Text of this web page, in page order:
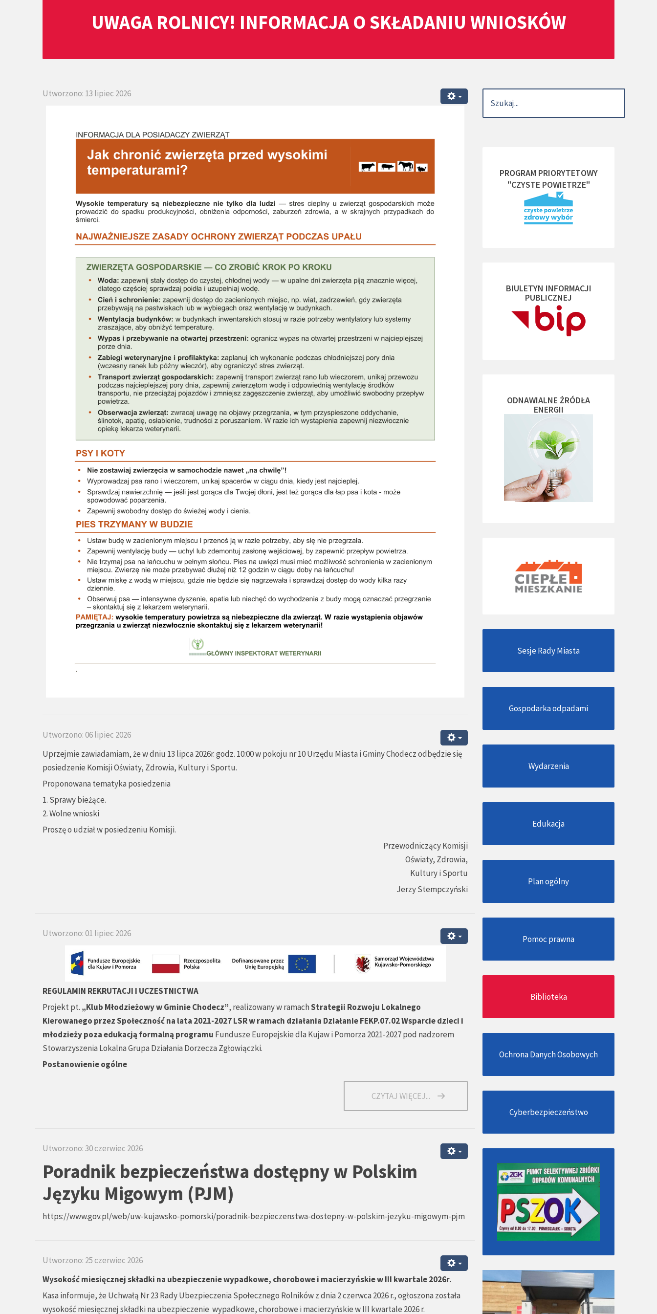
UWAGA ROLNICY! INFORMACJA O SKŁADANIU WNIOSKÓW
Utworzono: 13 lipiec 2026
Utworzono: 06 lipiec 2026
Uprzejmie zawiadamiam, że w dniu 13 lipca 2026r. godz. 10:00 w pokoju nr 10 Urzędu Miasta i Gminy Chodecz odbędzie się
posiedzenie Komisji Oświaty, Zdrowia, Kultury i Sportu.
Proponowana tematyka posiedzenia
1. Sprawy bieżące.
2. Wolne wnioski
Proszę o udział w posiedzeniu Komisji.
Przewodniczący Komisji
Oświaty, Zdrowia,
Kultury i Sportu
Jerzy Stempczyński
Utworzono: 01 lipiec 2026
REGULAMIN REKRUTACJI I UCZESTNICTWA
Projekt pt. „Klub Młodzieżowy w Gminie Chodecz”, realizowany w ramachStrategii Rozwoju Lokalnego
Kierowanego przez Społeczność na lata 2021-2027 LSR w ramach działania Działanie FEKP.07.02 Wsparcie dzieci i
młodzieży poza edukacją formalną programu Fundusze Europejskie dla Kujaw i Pomorza 2021-2027 pod nadzorem
Stowarzyszenia Lokalna Grupa Działania Dorzecza Zgłowiączki.
Postanowienie ogólne
CZYTAJ WIĘCEJ...
Utworzono: 30 czerwiec 2026
Poradnik bezpieczeństwa dostępny w Polskim
Języku Migowym (PJM)
https://www.gov.pl/web/uw-kujawsko-pomorski/poradnik-bezpieczenstwa-dostepny-w-polskim-jezyku-migowym-pjm
Utworzono: 25 czerwiec 2026
Wysokość miesięcznej składki na ubezpieczenie wypadkowe, chorobowe i macierzyńskie w III kwartale 2026r.
Kasa informuje, że Uchwałą Nr 23 Rady Ubezpieczenia Społecznego Rolników z dnia 2 czerwca 2026 r., ogłoszona została
wysokość miesięcznej składki na ubezpieczenie wypadkowe, chorobowe i macierzyńskie w III kwartale 2026 r.
PROGRAM PRIORYTETOWY
"CZYSTE POWIETRZE"
BIULETYN INFORMACJI
PUBLICZNEJ
ODNAWIALNE ŻRÓDŁA
ENERGII
Sesje Rady Miasta
Gospodarka odpadami
Wydarzenia
Edukacja
Plan ogólny
Pomoc prawna
Biblioteka
Ochrona Danych Osobowych
Cyberbezpieczeństwo